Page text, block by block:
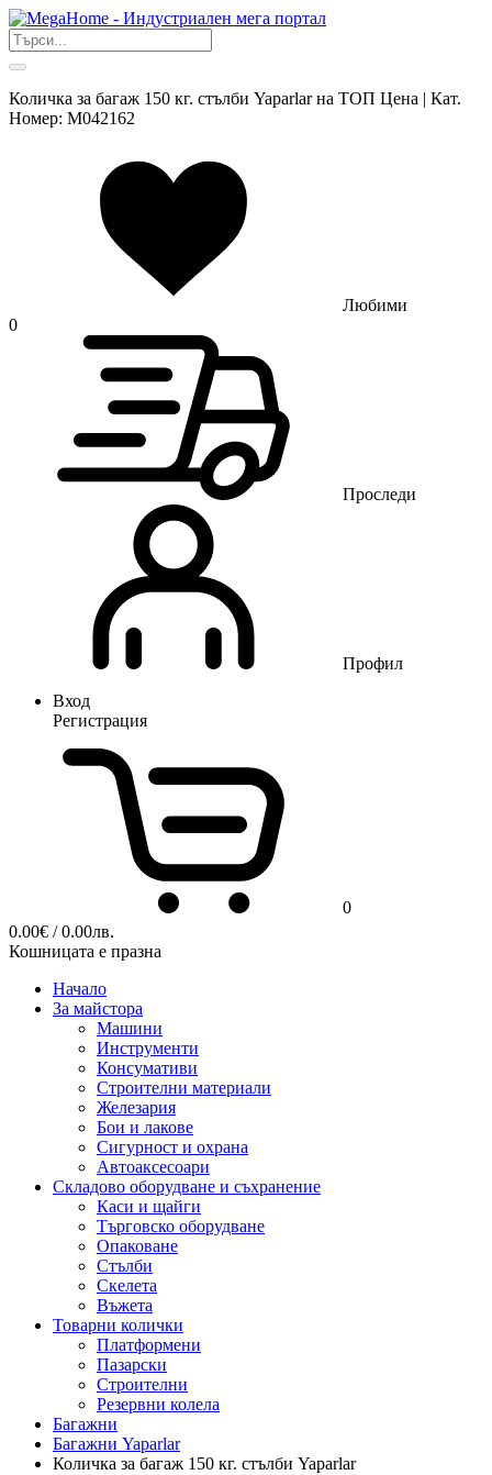
Количка за багаж 150 кг. стълби Yaparlar на ТОП Цена | Кат.
Номер: M042162
Любими
0
Проследи
Профил
Вход
Регистрация
0
0.00€ / 0.00лв.
Кошницата е празна
Начало
За майстора
Машини
Инструменти
Консумативи
Строителни материали
Железария
Бои и лакове
Сигурност и охрана
Автоаксесоари
Складово оборудване и съхранение
Каси и щайги
Търговско оборудване
Опаковане
Стълби
Скелета
Въжета
Товарни колички
Платформени
Пазарски
Строителни
Резервни колела
Багажни
Багажни Yaparlar
Количка за багаж 150 кг. стълби Yaparlar